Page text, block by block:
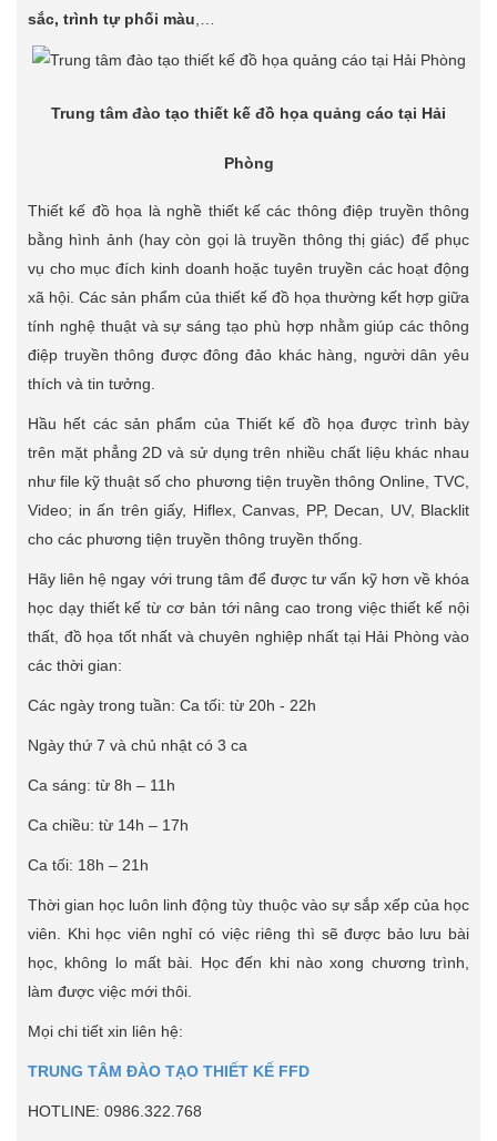
sắc, trình tự phối màu
Trung tâm đào tạo thiết kế đồ họa quảng cáo tại Hải
Phòng
Thiết kế đồ họa là nghề thiết kế các thông điệp truyền thông
bằng hình ảnh (hay còn gọi là truyền thông thị giác) để phục
vụ cho mục đích kinh doanh hoặc tuyên truyền các hoạt động
xã hội. Các sản phẩm của thiết kế đồ họa thường kết hợp giữa
tính nghệ thuật và sự sáng tạo phù hợp nhằm giúp các thông
điệp truyền thông được đông đảo khác hàng, người dân yêu
thích và tin tưởng.
Hầu hết các sản phẩm của Thiết kế đồ họa được trình bày
trên mặt phẳng 2D và sử dụng trên nhiều chất liệu khác nhau
như file kỹ thuật số cho phương tiện truyền thông Online, TVC,
Video; in ấn trên giấy, Hiflex, Canvas, PP, Decan, UV, Blacklit
cho các phương tiện truyền thông truyền thống.
Hãy liên hệ ngay với trung tâm để được tư vấn kỹ hơn về khóa
học dạy thiết kế từ cơ bản tới nâng cao trong việc thiết kế nội
thất, đồ họa tốt nhất và chuyên nghiệp nhất tại Hải Phòng vào
các thời gian:
Các ngày trong tuần: Ca tối: từ 20h - 22h
Ngày thứ 7 và chủ nhật có 3 ca
Ca sáng: từ 8h – 11h
Ca chiều: từ 14h – 17h
Ca tối: 18h – 21h
Thời gian học luôn linh động tùy thuộc vào sự sắp xếp của học
viên. Khi học viên nghỉ có việc riêng thì sẽ được bảo lưu bài
học, không lo mất bài. Học đến khi nào xong chương trình,
làm được việc mới thôi.
Mọi chi tiết xin liên hệ:
TRUNG TÂM ĐÀO TẠO THIẾT KẾ FFD
HOTLINE: 0986.322.768